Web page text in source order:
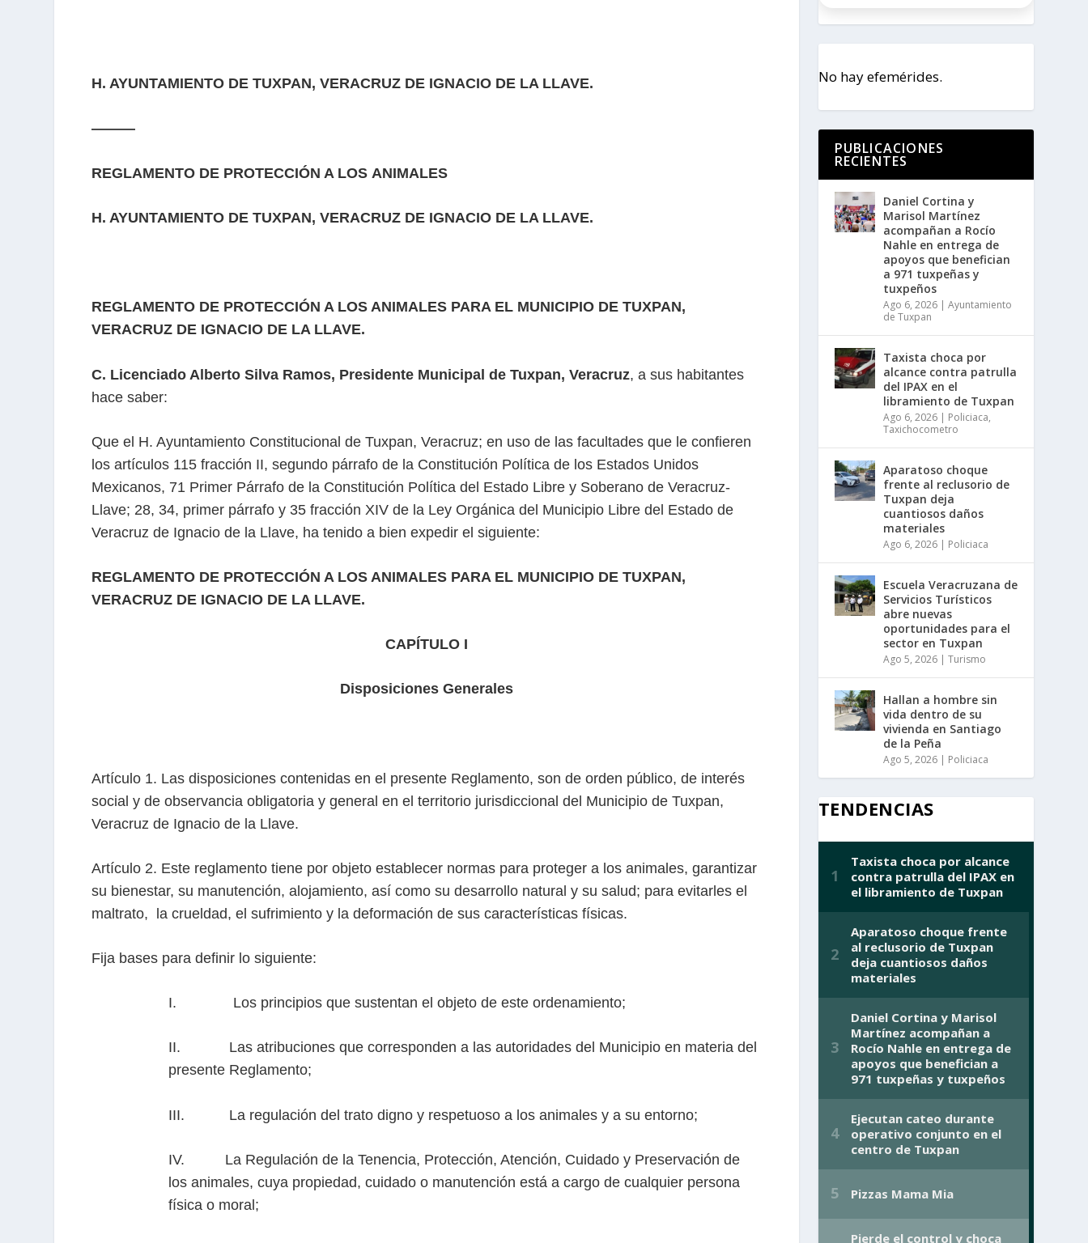
H. AYUNTAMIENTO DE TUXPAN, VERACRUZ DE IGNACIO DE LA LLAVE.
———
REGLAMENTO DE PROTECCIÓN A LOS ANIMALES
H. AYUNTAMIENTO DE TUXPAN, VERACRUZ DE IGNACIO DE LA LLAVE.
REGLAMENTO DE PROTECCIÓN A LOS ANIMALES PARA EL MUNICIPIO DE TUXPAN,
VERACRUZ DE IGNACIO DE LA LLAVE.
C. Licenciado Alberto Silva Ramos, Presidente Municipal de Tuxpan, Veracruz, a sus habitantes
hace saber:
Que el H. Ayuntamiento Constitucional de Tuxpan, Veracruz; en uso de las facultades que le confieren
los artículos 115 fracción II, segundo párrafo de la Constitución Política de los Estados Unidos
Mexicanos, 71 Primer Párrafo de la Constitución Política del Estado Libre y Soberano de Veracruz-
Llave; 28, 34, primer párrafo y 35 fracción XIV de la Ley Orgánica del Municipio Libre del Estado de
Veracruz de Ignacio de la Llave, ha tenido a bien expedir el siguiente:
REGLAMENTO DE PROTECCIÓN A LOS ANIMALES PARA EL MUNICIPIO DE TUXPAN,
VERACRUZ DE IGNACIO DE LA LLAVE.
CAPÍTULO I
Disposiciones Generales
Artículo 1. Las disposiciones contenidas en el presente Reglamento, son de orden público, de interés
social y de observancia obligatoria y general en el territorio jurisdiccional del Municipio de Tuxpan,
Veracruz de Ignacio de la Llave.
Artículo 2. Este reglamento tiene por objeto establecer normas para proteger a los animales, garantizar
su bienestar, su manutención, alojamiento, así como su desarrollo natural y su salud; para evitarles el
maltrato, la crueldad, el sufrimiento y la deformación de sus características físicas.
Fija bases para definir lo siguiente:
I. Los principios que sustentan el objeto de este ordenamiento;
II. Las atribuciones que corresponden a las autoridades del Municipio en materia del
presente Reglamento;
III. La regulación del trato digno y respetuoso a los animales y a su entorno;
IV. La Regulación de la Tenencia, Protección, Atención, Cuidado y Preservación de
los animales, cuya propiedad, cuidado o manutención está a cargo de cualquier persona
física o moral;
No hay efemérides.
PUBLICACIONES
RECIENTES
Daniel Cortina y
Marisol Martínez
acompañan a Rocío
Nahle en entrega de
apoyos que benefician
a 971 tuxpeñas y
tuxpeños
Ago 6, 2026| Ayuntamiento
de Tuxpan
Taxista choca por
alcance contra patrulla
del IPAX en el
libramiento de Tuxpan
Ago 6, 2026| Policiaca,
Taxichocometro
Aparatoso choque
frente al reclusorio de
Tuxpan deja
cuantiosos daños
materiales
Ago 6, 2026| Policiaca
Escuela Veracruzana de
Servicios Turísticos
abre nuevas
oportunidades para el
sector en Tuxpan
Ago 5, 2026| Turismo
Hallan a hombre sin
vida dentro de su
vivienda en Santiago
de la Peña
Ago 5, 2026| Policiaca
TENDENCIAS